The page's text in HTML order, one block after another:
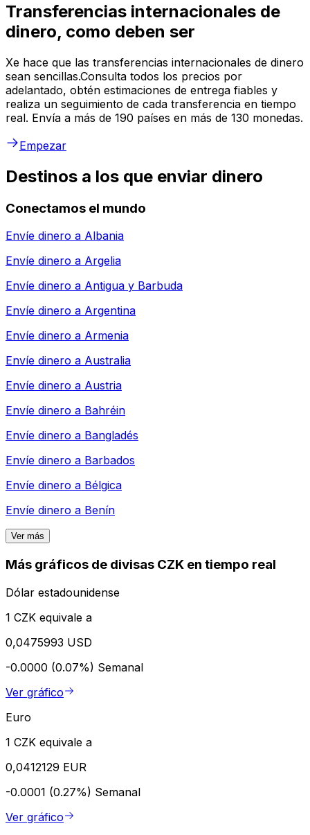
Transferencias internacionales de
dinero, como deben ser
Xe hace que las transferencias internacionales de dinero
sean sencillas.Consulta todos los precios por
adelantado, obtén estimaciones de entrega fiables y
realiza un seguimiento de cada transferencia en tiempo
real. Envía a más de 190 países en más de 130 monedas.
Empezar
Destinos a los que enviar dinero
Conectamos el mundo
Envíe dinero a Albania
Envíe dinero a Argelia
Envíe dinero a Antigua y Barbuda
Envíe dinero a Argentina
Envíe dinero a Armenia
Envíe dinero a Australia
Envíe dinero a Austria
Envíe dinero a Bahréin
Envíe dinero a Bangladés
Envíe dinero a Barbados
Envíe dinero a Bélgica
Envíe dinero a Benín
Ver más
Más gráficos de divisas CZK en tiempo real
Dólar estadounidense
1 CZK equivale a
0,0475993 USD
-0.0000 (0.07%) Semanal
Ver gráfico
Euro
1 CZK equivale a
0,0412129 EUR
-0.0001 (0.27%) Semanal
Ver gráfico